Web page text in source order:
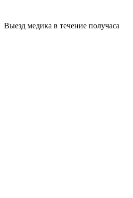
Выезд медика в течение получаса